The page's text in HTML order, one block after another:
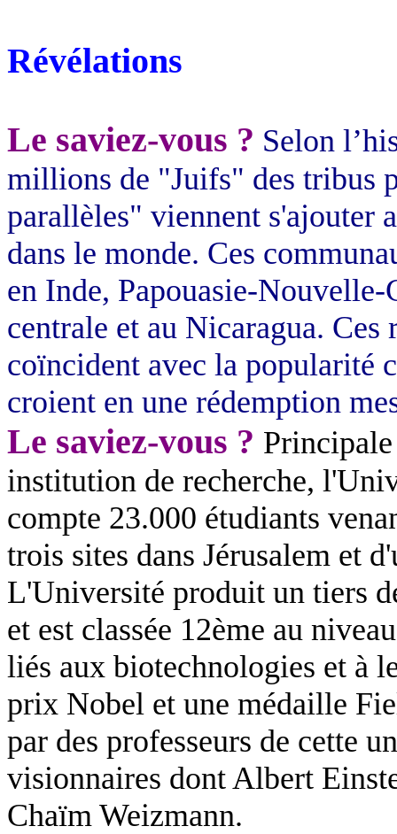
Révélations
Le saviez-vous ? Selon
millions de "Juifs" des tribus
parallèles" viennent s'ajouter
dans le monde. Ces
en Inde, Papouasie-
centrale et au Nicaragua. Ces
coïncident avec la popularité
croient en une rédemption
Le saviez-vous ?
institution de recherche,
compte 23.000 étudiants
trois sites dans Jérusalem et
L'Université produit un tiers
et est classée 12ème au
liés aux biotechnologies et à
prix Nobel et une médaille
par des professeurs de cette
visionnaires dont Albert
Chaïm Weizmann.